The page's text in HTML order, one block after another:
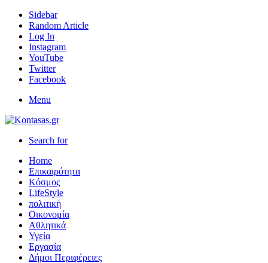
Sidebar
Random Article
Log In
Instagram
YouTube
Twitter
Facebook
Menu
Search for
Home
Επικαιρότητα
Κόσμος
LifeStyle
πολιτική
Οικονομία
Αθλητικά
Υγεία
Εργασία
Δήμοι Περιφέρειες